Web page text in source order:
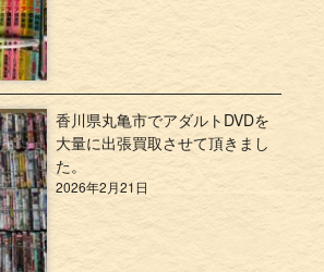
香川県丸亀市でアダルトDVDを
大量に出張買取させて頂きまし
た。
2026年2月21日